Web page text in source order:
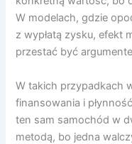
W modelach, gdzie
z wypłatą zysku, efekt
przestać być
W takich przypadkach
finansowania i
ten sam samochód w
metodą, bo jedna